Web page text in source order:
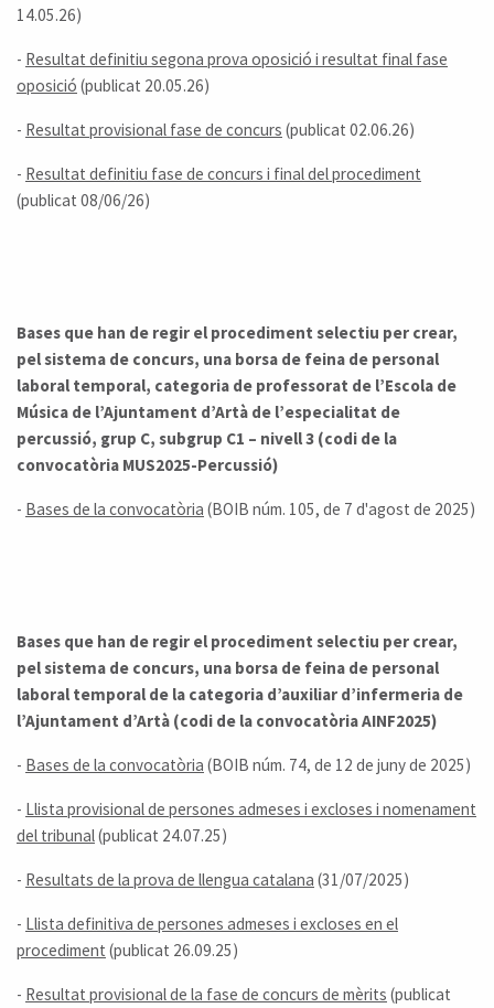
14.05.26)
- Resultat definitiu segona prova oposició i resultat final fase
oposició (publicat 20.05.26)
- Resultat provisional fase de concurs (publicat 02.06.26)
- Resultat definitiu fase de concurs i final del procediment
(publicat 08/06/26)
Bases que han de regir el procediment selectiu per crear,
pel sistema de concurs, una borsa de feina de personal
laboral temporal, categoria de professorat de l’Escola de
Música de l’Ajuntament d’Artà de l’especialitat de
percussió, grup C, subgrup C1 – nivell 3 (codi de la
convocatòria MUS2025-Percussió)
- Bases de la convocatòria (BOIB núm. 105, de 7 d'agost de 2025)
Bases que han de regir el procediment selectiu per crear,
pel sistema de concurs, una borsa de feina de personal
laboral temporal de la categoria d’auxiliar d’infermeria de
l’Ajuntament d’Artà (codi de la convocatòria AINF2025)
- Bases de la convocatòria (BOIB núm. 74, de 12 de juny de 2025)
- Llista provisional de persones admeses i excloses i nomenament
del tribunal(publicat 24.07.25)
- Resultats de la prova de llengua catalana (31/07/2025)
- Llista definitiva de persones admeses i excloses en el
procediment (publicat 26.09.25)
- Resultat provisional de la fase de concurs de mèrits (publicat